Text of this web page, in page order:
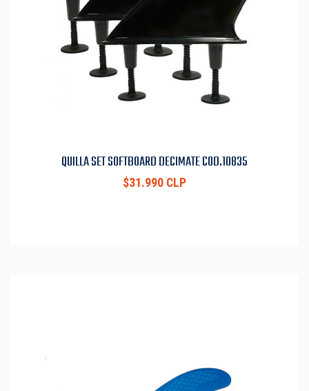
QUILLA SET SOFTBOARD DECIMATE COD.10835
$31.990 CLP